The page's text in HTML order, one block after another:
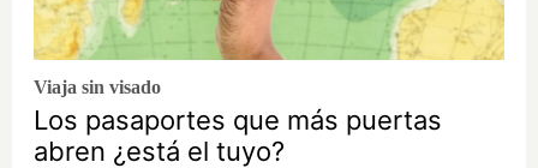
Viaja sin visado
Los pasaportes que más puertas
abren ¿está el tuyo?